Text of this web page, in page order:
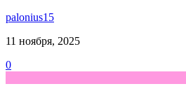
palonius15
11 ноября, 2025
0